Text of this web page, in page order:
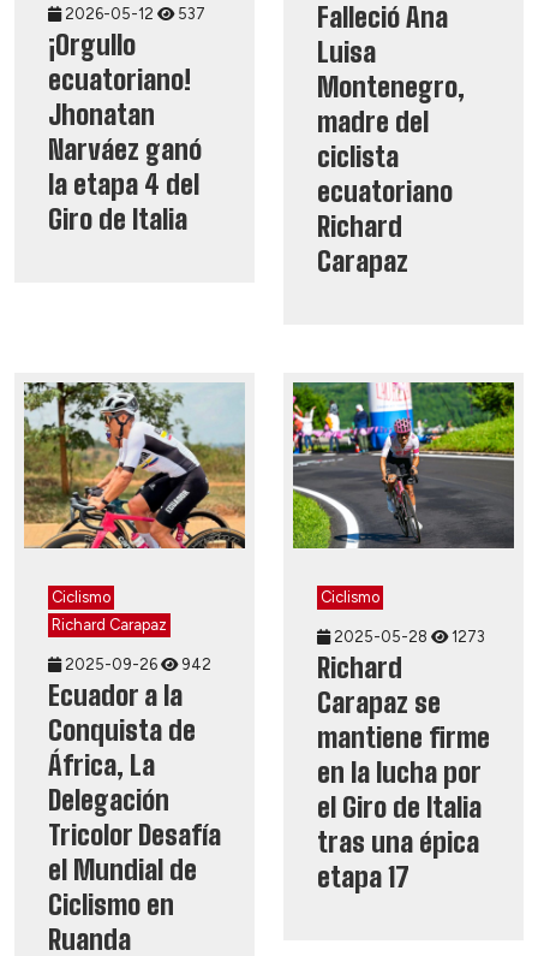
2026-05-12 537
¡Orgullo
ecuatoriano!
Jhonatan
Narváez ganó
la etapa 4 del
Giro de Italia
Falleció Ana
Luisa
Montenegro,
madre del
ciclista
ecuatoriano
Richard
Carapaz
Ciclismo
Richard Carapaz
2025-09-26 942
Ecuador a la
Conquista de
África, La
Delegación
Tricolor Desafía
el Mundial de
Ciclismo en
Ruanda
Ciclismo
2025-05-28 1273
Richard
Carapaz se
mantiene firme
en la lucha por
el Giro de Italia
tras una épica
etapa 17